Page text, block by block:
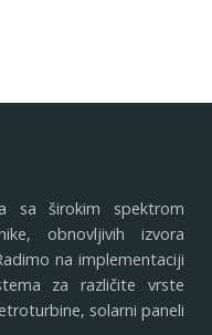
sa širokim spektrom
obnovljivih izvora
na implementaciji
za različite vrste
solarni paneli